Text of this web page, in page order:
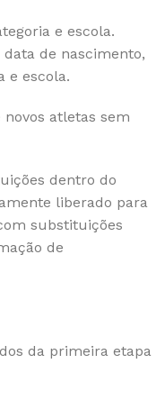
e escola.
de nascimento,
e escola.
atletas sem
dentro do
liberado para
substituições
de
da primeira etapa